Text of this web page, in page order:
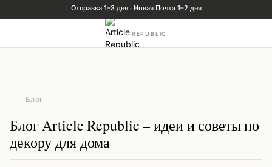
REPUBLIC
Блог
Блог Article Republic – идеи и советы по
декору для дома